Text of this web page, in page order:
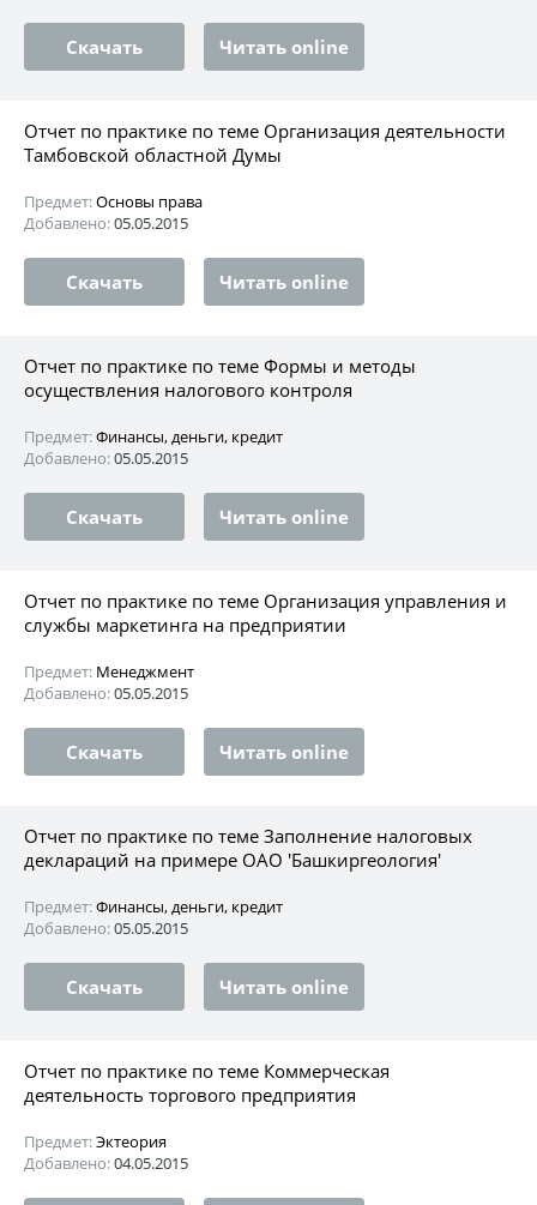
Скачать Читать online
Отчет по практике по теме Организация деятельности
Тамбовской областной Думы
Предмет:Основы права
Добавлено:05.05.2015
Скачать Читать online
Отчет по практике по теме Формы и методы
осуществления налогового контроля
Предмет:Финансы, деньги, кредит
Добавлено:05.05.2015
Скачать Читать online
Отчет по практике по теме Организация управления и
службы маркетинга на предприятии
Предмет: Менеджмент
Добавлено:05.05.2015
Скачать Читать online
Отчет по практике по теме Заполнение налоговых
деклараций на примере ОАО 'Башкиргеология'
Предмет:Финансы, деньги, кредит
Добавлено:05.05.2015
Скачать Читать online
Отчет по практике по теме Коммерческая
деятельность торгового предприятия
Предмет:Эктеория
Добавлено:04.05.2015